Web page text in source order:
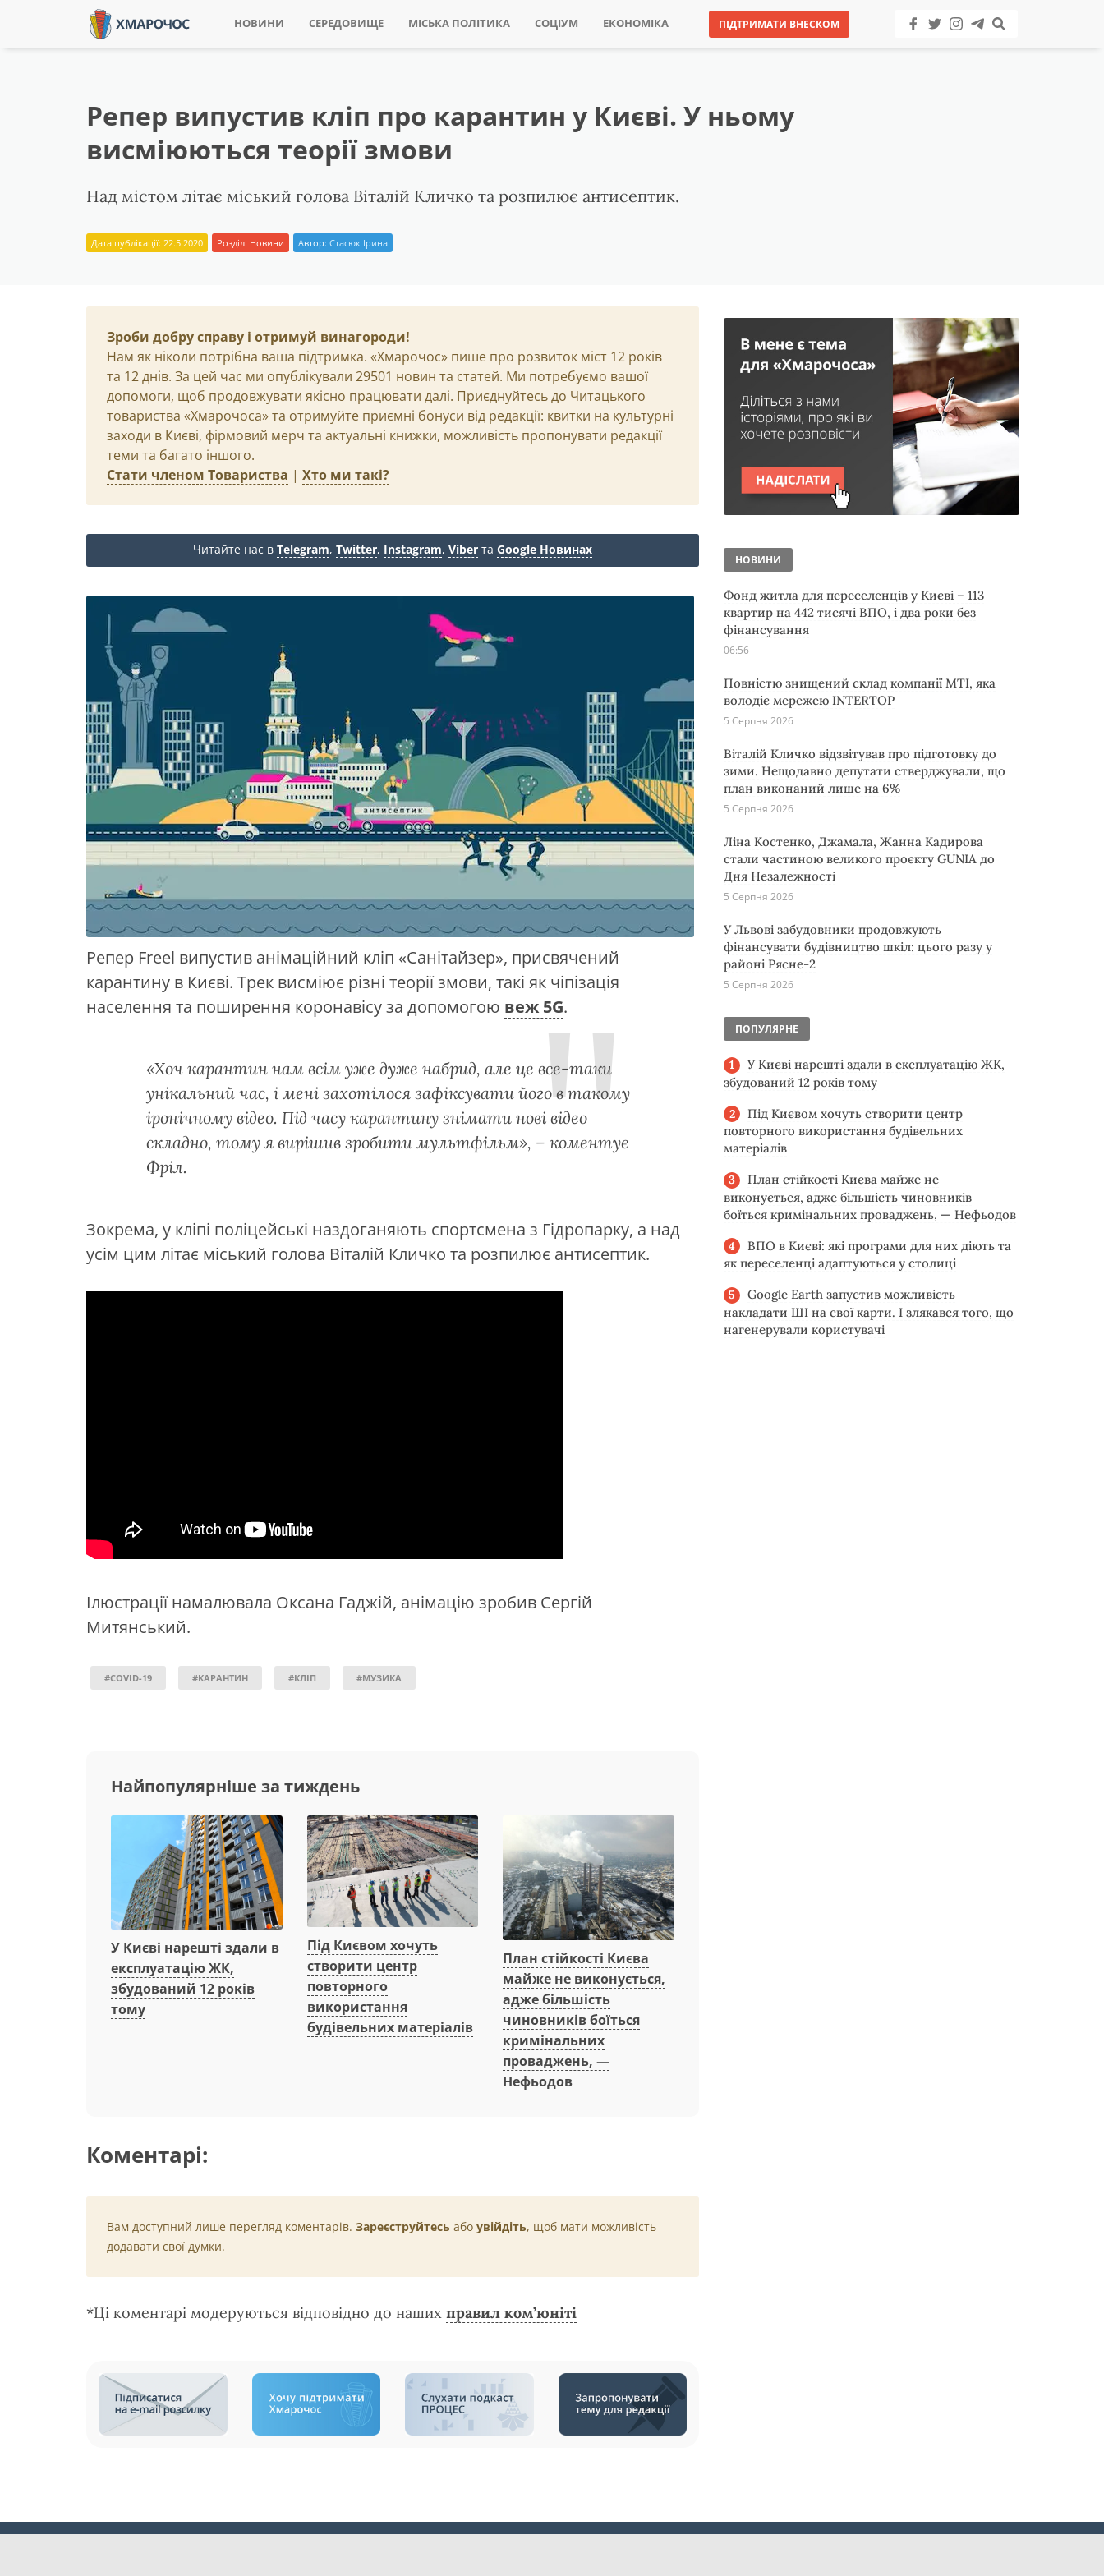
НОВИНИ СЕРЕДОВИЩЕ МІСЬКА ПОЛІТИКА СОЦІУМ ЕКОНОМІКА ПІДТРИМАТИ ВНЕСКОМ
Репер випустив кліп про карантин у Києві. У ньому
висміюються теорії змови
Над містом літає міський голова Віталій Кличко та розпилює антисептик.
Дата публікації: 22.5.2020 Розділ: Новини Автор: Стасюк Ірина
Зроби добру справу і отримуй винагороди!
Нам як ніколи потрібна ваша підтримка. «Хмарочос» пише про розвиток міст 12 років
та 12 днів. За цей час ми опублікували 29501 новин та статей. Ми потребуємо вашої
допомоги, щоб продовжувати якісно працювати далі. Приєднуйтесь до Читацького
товариства «Хмарочоса» та отримуйте приємні бонуси від редакції: квитки на культурні
заходи в Києві, фірмовий мерч та актуальні книжки, можливість пропонувати редакції
теми та багато іншого.
Стати членом Товариства | Хто ми такі?
Читайте нас в Telegram, Twitter, Instagram, Viber та Google Новинах
Репер Freel випустив анімаційний кліп «Санітайзер», присвячений
карантину в Києві. Трек висміює різні теорії змови, такі як чіпізація
населення та поширення коронавісу за допомогою веж 5G.
«Хоч карантин нам всім уже дуже набрид, але це все-таки
унікальний час, і мені захотілося зафіксувати його в такому
іронічному відео. Під часу карантину знімати нові відео
складно, тому я вирішив зробити мультфільм», – коментує
Фріл.
Зокрема, у кліпі поліцейські наздоганяють спортсмена з Гідропарку, а над
усім цим літає міський голова Віталій Кличко та розпилює антисептик.
Ілюстрації намалювала Оксана Гаджій, анімацію зробив Сергій
Митянський.
#COVID-19 #КАРАНТИН #КЛІП #МУЗИКА
Найпопулярніше за тиждень
У Києві нарешті здали в
експлуатацію ЖК,
збудований 12 років
тому
Під Києвом хочуть
створити центр
повторного
використання
будівельних матеріалів
План стійкості Києва
майже не виконується,
адже більшість
чиновників боїться
кримінальних
проваджень, —
Нефьодов
Коментарі:
Вам доступний лише перегляд коментарів. Зареєструйтесь або увійдіть, щоб мати можливість
додавати свої думки.
*Ці коментарі модеруються відповідно до наших правил ком’юніті
НОВИНИ
Фонд житла для переселенців у Києві – 113
квартир на 442 тисячі ВПО, і два роки без
фінансування
06:56
Повністю знищений склад компанії MTI, яка
володіє мережею INTERTOP
5 Серпня 2026
Віталій Кличко відзвітував про підготовку до
зими. Нещодавно депутати стверджували, що
план виконаний лише на 6%
5 Серпня 2026
Ліна Костенко, Джамала, Жанна Кадирова
стали частиною великого проєкту GUNIA до
Дня Незалежності
5 Серпня 2026
У Львові забудовники продовжують
фінансувати будівництво шкіл: цього разу у
районі Рясне-2
5 Серпня 2026
ПОПУЛЯРНЕ
У Києві нарешті здали в експлуатацію ЖК,
збудований 12 років тому
Під Києвом хочуть створити центр
повторного використання будівельних
матеріалів
План стійкості Києва майже не
виконується, адже більшість чиновників
боїться кримінальних проваджень, — Нефьодов
ВПО в Києві: які програми для них діють та
як переселенці адаптуються у столиці
Google Earth запустив можливість
накладати ШІ на свої карти. І злякався того, що
нагенерували користувачі